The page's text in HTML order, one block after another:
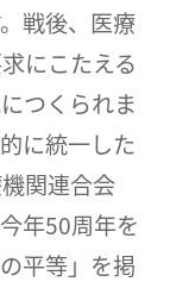
戦後、医療
にこたえる
つくられま
に統一した
関連合会
年50周年を
平等」を掲